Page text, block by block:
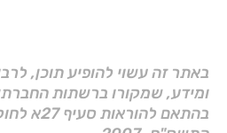
באתר זה עשוי להופיע תוכן,
ומידע, שמקורו ברשתות
בהתאם